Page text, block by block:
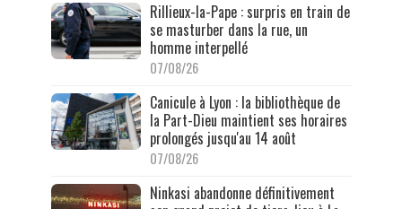
Rillieux-la-Pape : surpris en train de
se masturber dans la rue, un
homme interpellé
07/08/26
Canicule à Lyon : la bibliothèque de
la Part-Dieu maintient ses horaires
prolongés jusqu'au 14 août
07/08/26
Ninkasi abandonne définitivement